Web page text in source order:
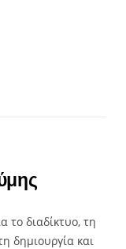
το διαδίκτυο, τη
δημιουργία και